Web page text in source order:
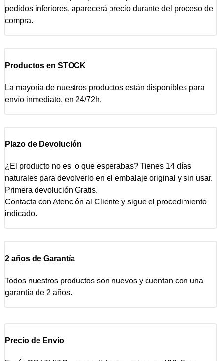
pedidos inferiores, aparecerá precio durante del proceso de
compra.
Productos en STOCK
La mayoría de nuestros productos están disponibles para
envío inmediato, en 24/72h.
Plazo de Devolución
¿El producto no es lo que esperabas? Tienes 14 días
naturales para devolverlo en el embalaje original y sin usar.
Primera devolución Gratis.
Contacta con Atención al Cliente y sigue el procedimiento
indicado.
2 años de Garantía
Todos nuestros productos son nuevos y cuentan con una
garantía de 2 años.
Precio de Envío